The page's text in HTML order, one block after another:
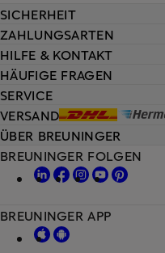
HILFE & KONTAKT
HÄUFIGE FRAGEN
SERVICE
VERSAND
SICHERHEIT
ZAHLUNGSARTEN
ÜBER BREUNINGER
BREUNINGER FOLGEN
BREUNINGER APP